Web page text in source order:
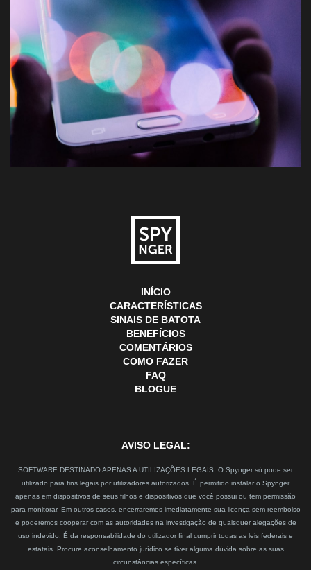
INÍCIO
CARACTERÍSTICAS
SINAIS DE BATOTA
BENEFÍCIOS
COMENTÁRIOS
COMO FAZER
FAQ
BLOGUE
AVISO LEGAL:
SOFTWARE DESTINADO APENAS A UTILIZAÇÕES LEGAIS. O Spynger só pode ser
utilizado para fins legais por utilizadores autorizados. É permitido instalar o Spynger
apenas em dispositivos de seus filhos e dispositivos que você possui ou tem permissão
para monitorar. Em outros casos, encerraremos imediatamente sua licença sem reembolso
e poderemos cooperar com as autoridades na investigação de quaisquer alegações de
uso indevido. É da responsabilidade do utilizador final cumprir todas as leis federais e
estatais. Procure aconselhamento jurídico se tiver alguma dúvida sobre as suas
circunstâncias específicas.